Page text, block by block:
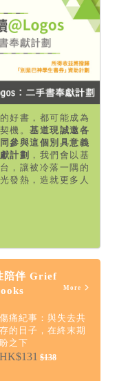
好書，都可能成為
機。基道現誠邀各
參與這個別具意義
計劃 ，我們會以基
，讓被冷落一隅的
發熱，造就更多人
陪伴 Grief
More
傷痛紀事：與失去共
存的日子，在終末期
盼之下
HK$131 $138